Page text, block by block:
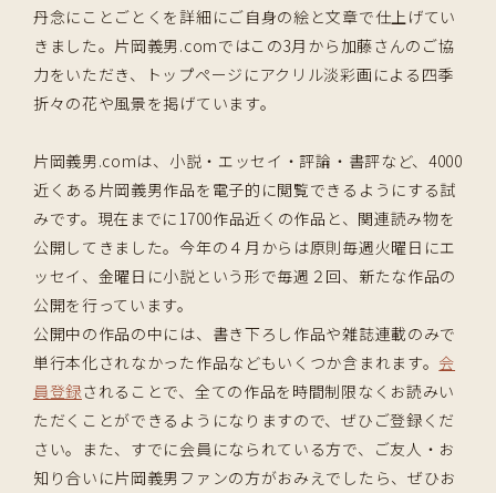
丹念にことごとくを詳細にご自身の絵と文章で仕上げてい
きました。片岡義男.comではこの3月から加藤さんのご協
力をいただき、トップページにアクリル淡彩画による四季
折々の花や風景を掲げています。
片岡義男.comは、小説・エッセイ・評論・書評など、4000
近くある片岡義男作品を電子的に閲覧できるようにする試
みです。現在までに1700作品近くの作品と、関連読み物を
公開してきました。今年の４月からは原則毎週火曜日にエ
ッセイ、金曜日に小説という形で毎週２回、新たな作品の
公開を行っています。
公開中の作品の中には、書き下ろし作品や雑誌連載のみで
単行本化されなかった作品などもいくつか含まれます。 会
員登録されることで、全ての作品を時間制限なくお読みい
ただくことができるようになりますので、ぜひご登録くだ
さい。また、すでに会員になられている方で、ご友人・お
知り合いに片岡義男ファンの方がおみえでしたら、ぜひお